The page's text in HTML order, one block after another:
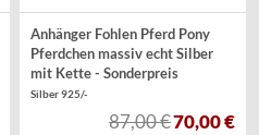
Anhänger Fohlen Pferd Pony
Pferdchen massiv echt Silber
mit Kette - Sonderpreis
Silber 925/-
87,00 €70,00 €